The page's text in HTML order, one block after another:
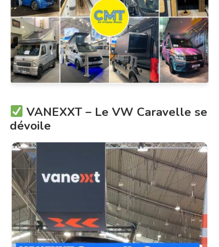
VANEXXT – Le VW Caravelle se
dévoile